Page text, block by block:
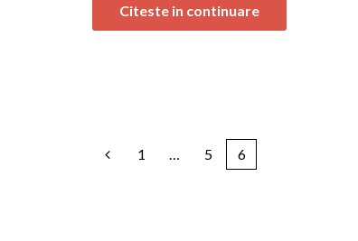
Citeste in continuare
1 … 5 6